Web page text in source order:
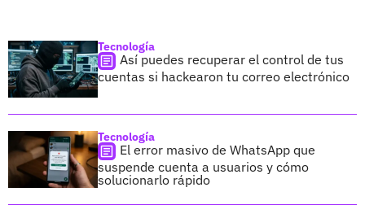
Tecnología
Así puedes recuperar el control de tus
cuentas si hackearon tu correo electrónico
Tecnología
El error masivo de WhatsApp que
suspende cuenta a usuarios y cómo
solucionarlo rápido